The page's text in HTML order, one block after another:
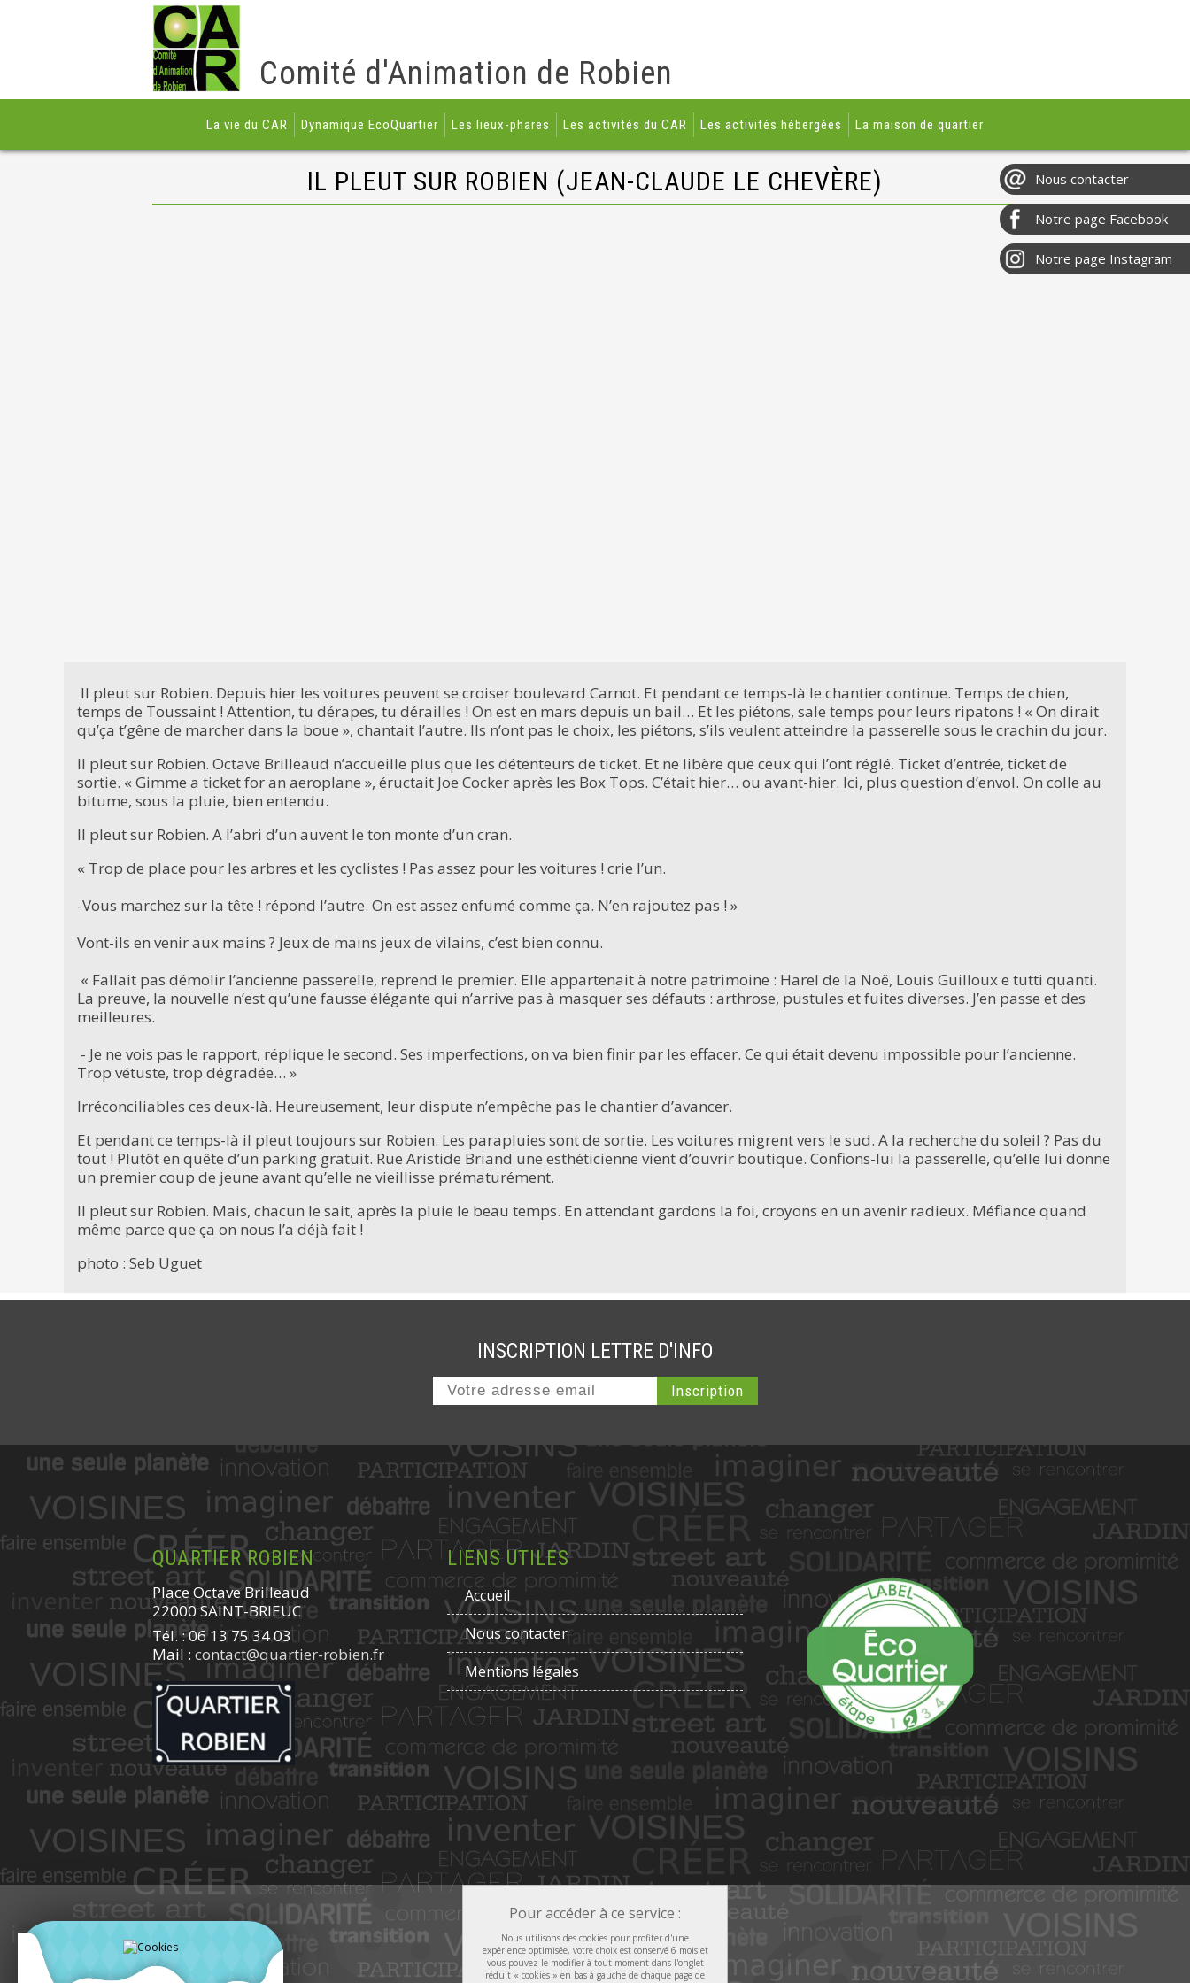
Comité d'Animation de Robien
La vie du CAR Dynamique EcoQuartier Les lieux-phares Les activités du CAR Les activités hébergées La maison de quartier
IL PLEUT SUR ROBIEN (JEAN-CLAUDE LE CHEVÈRE)
Il pleut sur Robien. Depuis hier les voitures peuvent se croiser boulevard Carnot. Et pendant ce temps-là le chantier continue. Temps de chien,
temps de Toussaint ! Attention, tu dérapes, tu dérailles ! On est en mars depuis un bail… Et les piétons, sale temps pour leurs ripatons ! « On dirait
qu’ça t’gêne de marcher dans la boue », chantait l’autre. Ils n’ont pas le choix, les piétons, s’ils veulent atteindre la passerelle sous le crachin du jour.
Il pleut sur Robien. Octave Brilleaud n’accueille plus que les détenteurs de ticket. Et ne libère que ceux qui l’ont réglé. Ticket d’entrée, ticket de
sortie. « Gimme a ticket for an aeroplane », éructait Joe Cocker après les Box Tops. C’était hier… ou avant-hier. Ici, plus question d’envol. On colle au
bitume, sous la pluie, bien entendu.
Il pleut sur Robien. A l’abri d’un auvent le ton monte d’un cran.
« Trop de place pour les arbres et les cyclistes ! Pas assez pour les voitures ! crie l’un.
-Vous marchez sur la tête ! répond l’autre. On est assez enfumé comme ça. N’en rajoutez pas ! »
Vont-ils en venir aux mains ? Jeux de mains jeux de vilains, c’est bien connu.
« Fallait pas démolir l’ancienne passerelle, reprend le premier. Elle appartenait à notre patrimoine : Harel de la Noë, Louis Guilloux e tutti quanti.
La preuve, la nouvelle n’est qu’une fausse élégante qui n’arrive pas à masquer ses défauts : arthrose, pustules et fuites diverses. J’en passe et des
meilleures.
- Je ne vois pas le rapport, réplique le second. Ses imperfections, on va bien finir par les effacer. Ce qui était devenu impossible pour l’ancienne.
Trop vétuste, trop dégradée… »
Irréconciliables ces deux-là. Heureusement, leur dispute n’empêche pas le chantier d’avancer.
Et pendant ce temps-là il pleut toujours sur Robien. Les parapluies sont de sortie. Les voitures migrent vers le sud. A la recherche du soleil ? Pas du
tout ! Plutôt en quête d’un parking gratuit. Rue Aristide Briand une esthéticienne vient d’ouvrir boutique. Confions-lui la passerelle, qu’elle lui donne
un premier coup de jeune avant qu’elle ne vieillisse prématurément.
Il pleut sur Robien. Mais, chacun le sait, après la pluie le beau temps. En attendant gardons la foi, croyons en un avenir radieux. Méfiance quand
même parce que ça on nous l’a déjà fait !
photo : Seb Uguet
INSCRIPTION LETTRE D'INFO
QUARTIER ROBIEN
Place Octave Brilleaud
22000 SAINT-BRIEUC
Tél. : 06 13 75 34 03
Mail : contact@quartier-robien.fr
LIENS UTILES
Accueil
Nous contacter
Mentions légales
Pour accéder à ce service :
Nous utilisons des cookies pour profiter d'une
expérience optimisée, votre choix est conservé 6 mois et
vous pouvez le modifier à tout moment dans l'onglet
réduit « cookies » en bas à gauche de chaque page de